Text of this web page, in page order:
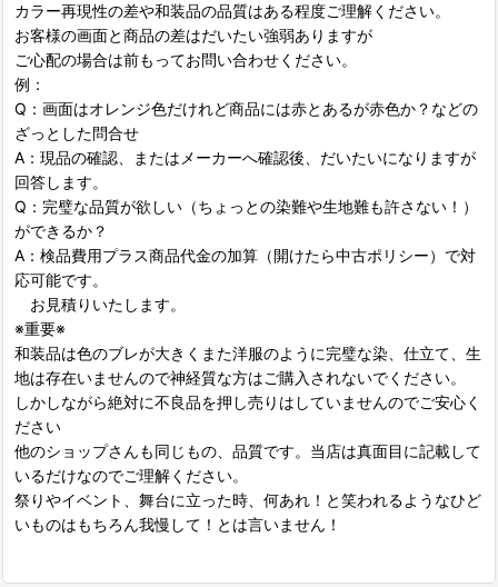
カラー再現性の差や和装品の品質はある程度ご理解ください。
お客様の画面と商品の差はだいたい強弱ありますが
ご心配の場合は前もってお問い合わせください。
例：
Q：画面はオレンジ色だけれど商品には赤とあるが赤色か？などの
ざっとした問合せ
A：現品の確認、またはメーカーへ確認後、だいたいになりますが
回答します。
Q：完璧な品質が欲しい（ちょっとの染難や生地難も許さない！）
ができるか？
A：検品費用プラス商品代金の加算（開けたら中古ポリシー）で対
応可能です。
お見積りいたします。
※重要※
和装品は色のブレが大きくまた洋服のように完璧な染、仕立て、生
地は存在いませんので神経質な方はご購入されないでください。
しかしながら絶対に不良品を押し売りはしていませんのでご安心く
ださい
他のショップさんも同じもの、品質です。当店は真面目に記載して
いるだけなのでご理解ください。
祭りやイベント、舞台に立った時、何あれ！と笑われるようなひど
いものはもちろん我慢して！とは言いません！